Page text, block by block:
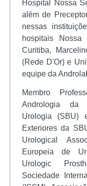
Hospital Nossa
além de
nessas
hospitais
Curitiba,
(Rede D'Or) e
equipe da
Membro
Andrologia da
Urologia (SBU)
Exteriores da
Urological
Europeia de
Urologic
Sociedade